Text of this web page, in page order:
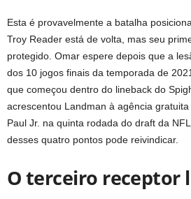
Esta é provavelmente a batalha
Troy Reader está de volta, mas seu
protegido. Omar espere depois que a
dos 10 jogos finais da temporada de
que começou dentro do lineback do
acrescentou Landman à agência
Paul Jr. na quinta rodada do draft da
desses quatro pontos pode reivindicar.
O terceiro receptor